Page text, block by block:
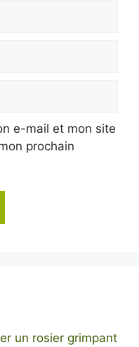
e-mail et mon site
prochain
un rosier grimpant